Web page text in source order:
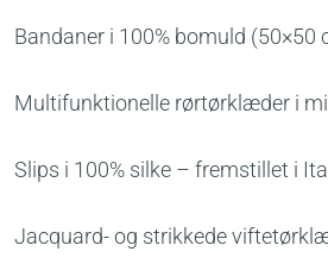
Bandaner i 100% bomuld (50×50
Multifunktionelle rørtørklæder i
Slips i 100% silke – fremstillet i
Jacquard- og strikkede